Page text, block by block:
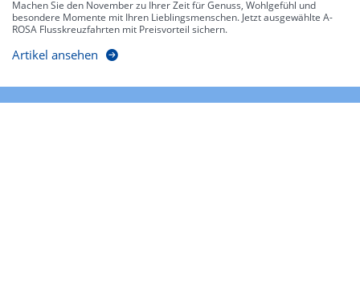
Machen Sie den November zu Ihrer Zeit für Genuss, Wohlgefühl und
besondere Momente mit Ihren Lieblingsmenschen. Jetzt ausgewählte A-
ROSA Flusskreuzfahrten mit Preisvorteil sichern.
Artikel ansehen